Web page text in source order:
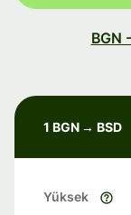
BGN
1 BGN → BSD
Yüksek